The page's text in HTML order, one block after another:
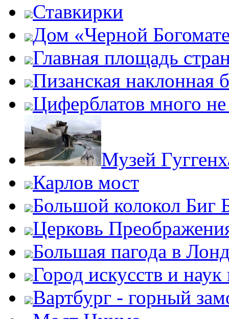
Ставкирки
Дом «Черной
Главная площадь
Пизанская наклонная
Циферблатов много
Музей
Карлов мост
Большой колокол Биг
Церковь
Большая пагода в
Город искусств и
Вартбург - горный